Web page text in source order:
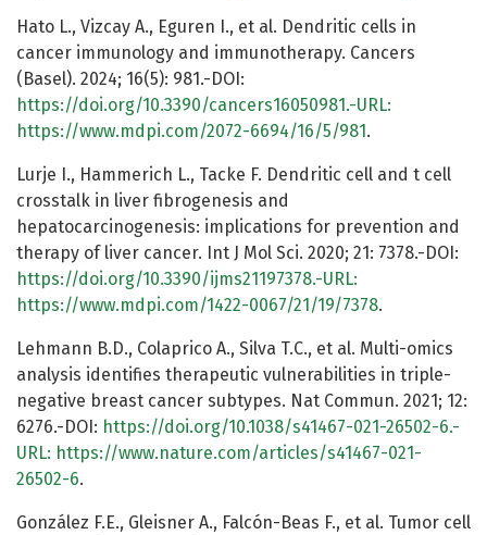
Hato L., Vizcay A., Eguren I., et al. Dendritic cells in
cancer immunology and immunotherapy. Cancers
(Basel). 2024; 16(5): 981.-DOI:
https://doi.org/10.3390/cancers16050981.-URL:
https://www.mdpi.com/2072-6694/16/5/981 .
Lurje I., Hammerich L., Tacke F. Dendritic cell and t cell
crosstalk in liver fibrogenesis and
hepatocarcinogenesis: implications for prevention and
therapy of liver cancer. Int J Mol Sci. 2020; 21: 7378.-DOI:
https://doi.org/10.3390/ijms21197378.-URL:
https://www.mdpi.com/1422-0067/21/19/7378.
Lehmann B.D., Colaprico A., Silva T.C., et al. Multi-omics
analysis identifies therapeutic vulnerabilities in triple-
negative breast cancer subtypes. Nat Commun. 2021; 12:
6276.-DOI: https://doi.org/10.1038/s41467-021-26502-6.-
URL: https://www.nature.com/articles/s41467-021-
26502-6.
González F.E., Gleisner A., Falcón-Beas F., et al. Tumor cell